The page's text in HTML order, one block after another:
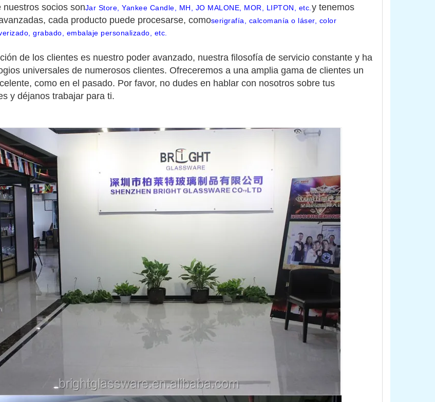
nuestros socios sonJar Store, Yankee Candle, MH, JO MALONE, MOR, LIPTON, etc. y tenemos
cada producto puede procesarse, comoserigrafía, calcomanía o láser, color
grabado, embalaje personalizado, etc.
de los clientes es nuestro poder avanzado, nuestra filosofía de servicio constante y ha
universales de numerosos clientes. Ofreceremos a una amplia gama de clientes un
como en el pasado. Por favor, no dudes en hablar con nosotros sobre tus
y déjanos trabajar para ti.